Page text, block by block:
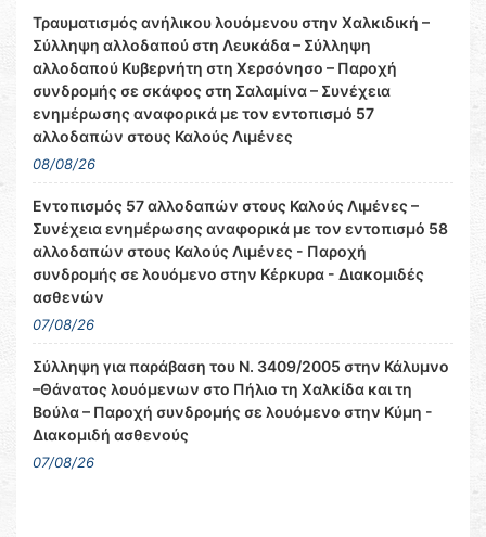
Τραυματισμός ανήλικου λουόμενου στην Χαλκιδική –
Σύλληψη αλλοδαπού στη Λευκάδα – Σύλληψη
αλλοδαπού Κυβερνήτη στη Χερσόνησο – Παροχή
συνδρομής σε σκάφος στη Σαλαμίνα – Συνέχεια
ενημέρωσης αναφορικά με τον εντοπισμό 57
αλλοδαπών στους Καλούς Λιμένες
08/08/26
Εντοπισμός 57 αλλοδαπών στους Καλούς Λιμένες –
Συνέχεια ενημέρωσης αναφορικά με τον εντοπισμό 58
αλλοδαπών στους Καλούς Λιμένες - Παροχή
συνδρομής σε λουόμενο στην Κέρκυρα - Διακομιδές
ασθενών
07/08/26
Σύλληψη για παράβαση του Ν. 3409/2005 στην Κάλυμνο
–Θάνατος λουόμενων στο Πήλιο τη Χαλκίδα και τη
Βούλα – Παροχή συνδρομής σε λουόμενο στην Κύμη -
Διακομιδή ασθενούς
07/08/26